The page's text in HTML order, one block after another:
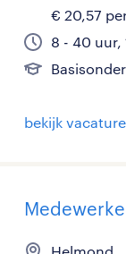
€ 20,57
8 - 40 uur,
bekijk vacature